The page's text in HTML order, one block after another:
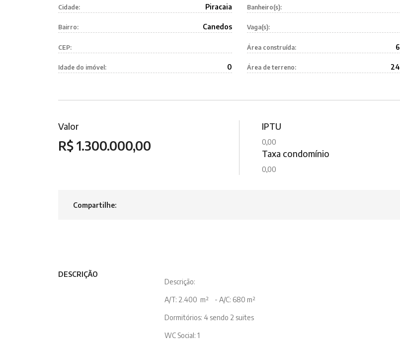
Cidade: Piracaia
Bairro: Canedos
CEP:
Idade do imóvel: 0
Banheiro(s):
Vaga(s):
Área construída:
Área de terreno:
Valor
R$ 1.300.000,00
IPTU
0,00
Taxa condomínio
0,00
Compartilhe:
DESCRIÇÃO
Descrição:
A/T: 2.400 m² - A/C: 680 m²
Dormitórios: 4 sendo 2 suites
WC Social: 1